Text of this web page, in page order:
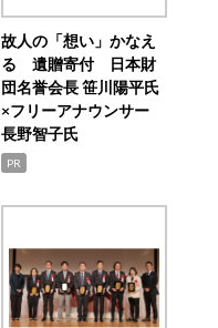
故人の「想い」かなえ
る 遺贈寄付 日本財
団名誉会長 笹川陽平氏
×フリーアナウンサー
長野智子氏
PR